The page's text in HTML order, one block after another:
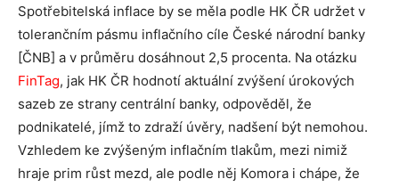
Spotřebitelská inflace by se měla podle HK ČR udržet v
tolerančním pásmu inflačního cíle České národní banky
[ČNB] a v průměru dosáhnout 2,5 procenta. Na otázku
FinTag, jak HK ČR hodnotí aktuální zvýšení úrokových
sazeb ze strany centrální banky, odpověděl, že
podnikatelé, jímž to zdraží úvěry, nadšení být nemohou.
Vzhledem ke zvýšeným inflačním tlakům, mezi nimiž
hraje prim růst mezd, ale podle něj Komora i chápe, že